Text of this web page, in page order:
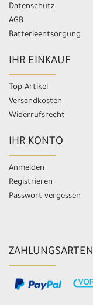
Datenschutz
AGB
Batterieentsorgung
IHR EINKAUF
Top Artikel
Versandkosten
Widerrufsrecht
IHR KONTO
Anmelden
Registrieren
Passwort vergessen
ZAHLUNGSARTEN